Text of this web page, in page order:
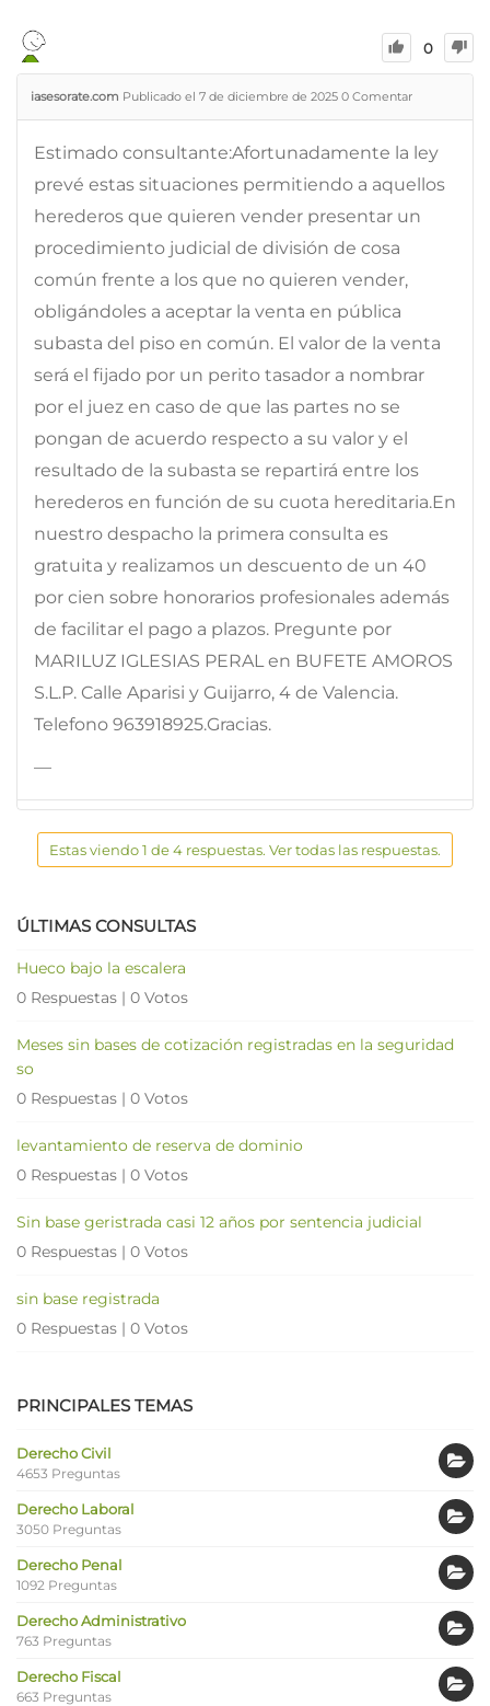
0
iasesorate.com Publicado el 7 de diciembre de 2025 0 Comentar
Estimado consultante:Afortunadamente la ley
prevé estas situaciones permitiendo a aquellos
herederos que quieren vender presentar un
procedimiento judicial de división de cosa
común frente a los que no quieren vender,
obligándoles a aceptar la venta en pública
subasta del piso en común. El valor de la venta
será el fijado por un perito tasador a nombrar
por el juez en caso de que las partes no se
pongan de acuerdo respecto a su valor y el
resultado de la subasta se repartirá entre los
herederos en función de su cuota hereditaria.En
nuestro despacho la primera consulta es
gratuita y realizamos un descuento de un 40
por cien sobre honorarios profesionales además
de facilitar el pago a plazos. Pregunte por
MARILUZ IGLESIAS PERAL en BUFETE AMOROS
S.L.P. Calle Aparisi y Guijarro, 4 de Valencia.
Telefono 963918925.Gracias.
—
Estas viendo 1 de 4 respuestas. Ver todas las respuestas.
ÚLTIMAS CONSULTAS
Hueco bajo la escalera
0 Respuestas | 0 Votos
Meses sin bases de cotización registradas en la seguridad
so
0 Respuestas | 0 Votos
levantamiento de reserva de dominio
0 Respuestas | 0 Votos
Sin base geristrada casi 12 años por sentencia judicial
0 Respuestas | 0 Votos
sin base registrada
0 Respuestas | 0 Votos
PRINCIPALES TEMAS
Derecho Civil
4653 Preguntas
Derecho Laboral
3050 Preguntas
Derecho Penal
1092 Preguntas
Derecho Administrativo
763 Preguntas
Derecho Fiscal
663 Preguntas